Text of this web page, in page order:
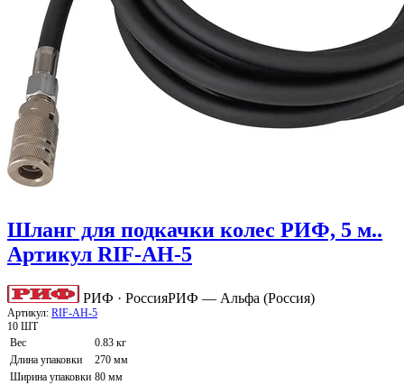
Шланг для подкачки колес РИФ, 5 м..
Артикул RIF-AH-5
РИФ · РоссияРИФ — Альфа (Россия)
Артикул: RIF-AH-5
10 ШТ
Вес
0.83 кг
Длина упаковки
270 мм
Ширина упаковки 80 мм